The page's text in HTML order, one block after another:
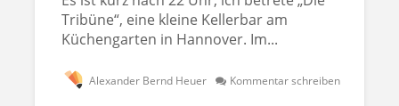
Tribüne“, eine kleine Kellerbar am
Küchengarten in Hannover. Im...
Alexander Bernd Heuer Kommentar schreiben